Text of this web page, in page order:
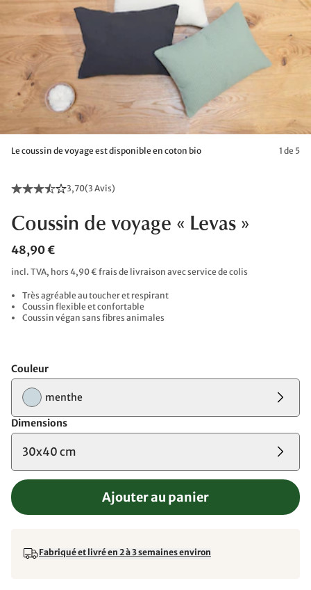
Le coussin de voyage est disponible en coton bio 1 de 5
3,70(3 Avis)
Coussin de voyage « Levas »
48,90 €
incl. TVA, hors 4,90 € frais de livraison avec service de colis
Très agréable au toucher et respirant
Coussin flexible et confortable
Coussin végan sans fibres animales
Couleur
menthe
Dimensions
30x40 cm
Ajouter au panier
Fabriqué et livré en 2 à 3 semaines environ